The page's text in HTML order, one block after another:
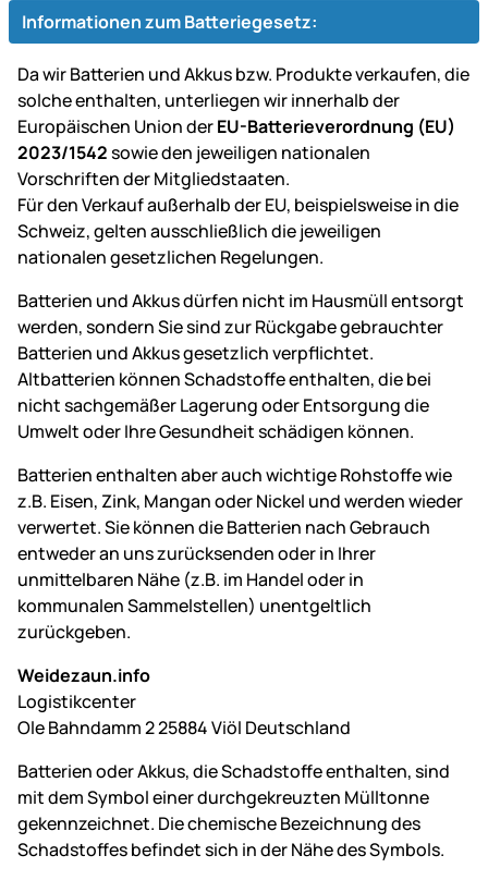
Informationen zum Batteriegesetz:
Da wir Batterien und Akkus bzw. Produkte verkaufen, die
solche enthalten, unterliegen wir innerhalb der
Europäischen Union derEU-Batterieverordnung (EU)
2023/1542sowie den jeweiligen nationalen
Vorschriften der Mitgliedstaaten.
Für den Verkauf außerhalb der EU, beispielsweise in die
Schweiz, gelten ausschließlich die jeweiligen
nationalen gesetzlichen Regelungen.
Batterien und Akkus dürfen nicht im Hausmüll entsorgt
werden, sondern Sie sind zur Rückgabe gebrauchter
Batterien und Akkus gesetzlich verpflichtet.
Altbatterien können Schadstoffe enthalten, die bei
nicht sachgemäßer Lagerung oder Entsorgung die
Umwelt oder Ihre Gesundheit schädigen können.
Batterien enthalten aber auch wichtige Rohstoffe wie
z.B. Eisen, Zink, Mangan oder Nickel und werden wieder
verwertet. Sie können die Batterien nach Gebrauch
entweder an uns zurücksenden oder in Ihrer
unmittelbaren Nähe (z.B. im Handel oder in
kommunalen Sammelstellen) unentgeltlich
zurückgeben.
Weidezaun.info
Logistikcenter
Ole Bahndamm 2 25884 Viöl Deutschland
Batterien oder Akkus, die Schadstoffe enthalten, sind
mit dem Symbol einer durchgekreuzten Mülltonne
gekennzeichnet. Die chemische Bezeichnung des
Schadstoffes befindet sich in der Nähe des Symbols.